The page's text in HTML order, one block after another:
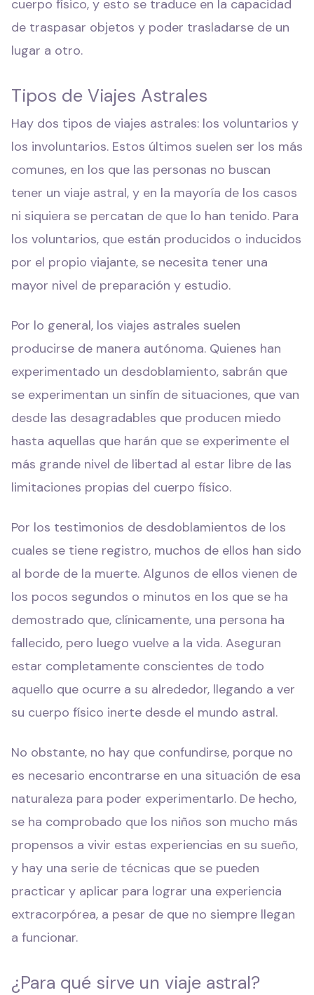
cuerpo físico, y esto se traduce en la capacidad
de traspasar objetos y poder trasladarse de un
lugar a otro.
Tipos de Viajes Astrales
Hay dos tipos de viajes astrales: los voluntarios y
los involuntarios. Estos últimos suelen ser los más
comunes, en los que las personas no buscan
tener un viaje astral, y en la mayoría de los casos
ni siquiera se percatan de que lo han tenido. Para
los voluntarios, que están producidos o inducidos
por el propio viajante, se necesita tener una
mayor nivel de preparación y estudio.
Por lo general, los viajes astrales suelen
producirse de manera autónoma. Quienes han
experimentado un desdoblamiento, sabrán que
se experimentan un sinfín de situaciones, que van
desde las desagradables que producen miedo
hasta aquellas que harán que se experimente el
más grande nivel de libertad al estar libre de las
limitaciones propias del cuerpo físico.
Por los testimonios de desdoblamientos de los
cuales se tiene registro, muchos de ellos han sido
al borde de la muerte. Algunos de ellos vienen de
los pocos segundos o minutos en los que se ha
demostrado que, clínicamente, una persona ha
fallecido, pero luego vuelve a la vida. Aseguran
estar completamente conscientes de todo
aquello que ocurre a su alrededor, llegando a ver
su cuerpo físico inerte desde el mundo astral.
No obstante, no hay que confundirse, porque no
es necesario encontrarse en una situación de esa
naturaleza para poder experimentarlo. De hecho,
se ha comprobado que los niños son mucho más
propensos a vivir estas experiencias en su sueño,
y hay una serie de técnicas que se pueden
practicar y aplicar para lograr una experiencia
extracorpórea, a pesar de que no siempre llegan
a funcionar.
¿Para qué sirve un viaje astral?